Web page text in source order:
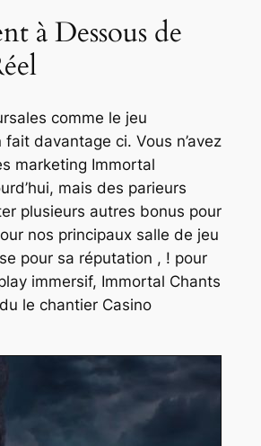
à Dessous de
comme le jeu
davantage ci. Vous n’avez
marketing Immortal
mais des parieurs
plusieurs autres bonus pour
nos principaux salle de jeu
pour sa réputation , ! pour
immersif, Immortal Chants
le chantier Casino